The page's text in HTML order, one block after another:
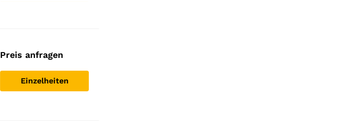
Preis anfragen
Einzelheiten